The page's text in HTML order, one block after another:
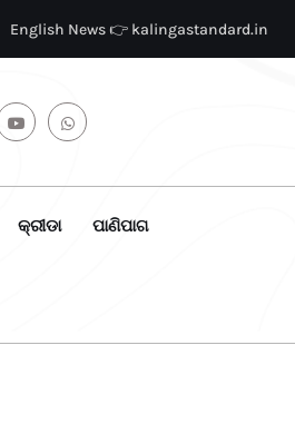
English News 👉 kalingastandard.in
କ୍ରୀଡା ପାଣିପାଗ